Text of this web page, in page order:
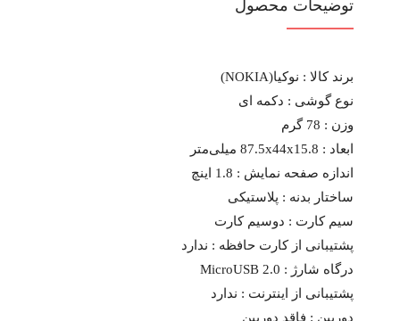
توضیحات محصول
برند کالا : نوکیا(NOKIA)
نوع گوشی : دکمه ای
وزن : 78 گرم
ابعاد : 87.5x44x15.8 میلی‌متر
اندازه صفحه نمایش : 1.8 اینچ
ساختار بدنه : پلاستیکی
سیم کارت : دوسیم کارت
پشتیبانی از کارت حافظه : ندارد
درگاه شارژ : MicroUSB 2.0
پشتیبانی از اینترنت : ندارد
دوربین : فاقد دوربین